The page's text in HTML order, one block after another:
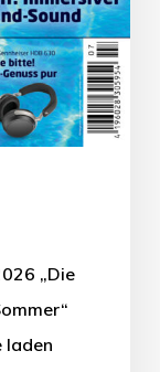
„Die
laden